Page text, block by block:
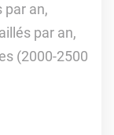
par an,
par an,
(2000-2500